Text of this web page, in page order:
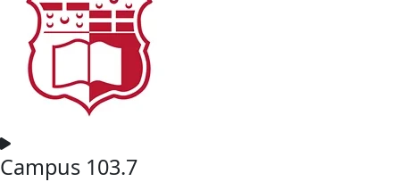
Campus 103.7